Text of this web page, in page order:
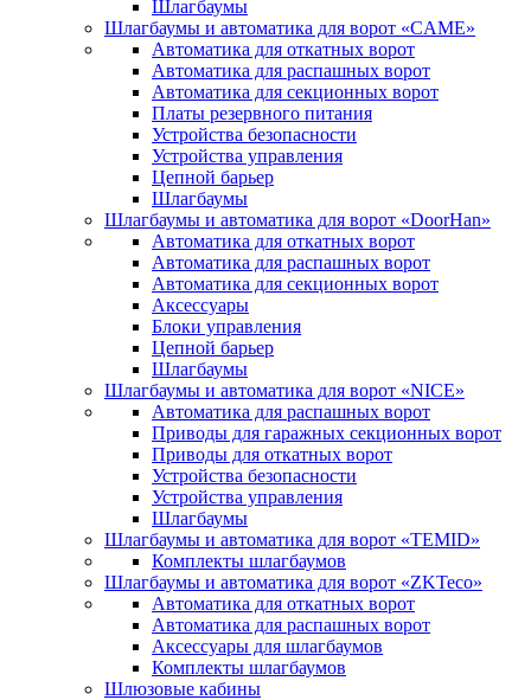
Шлагбаумы
Шлагбаумы и автоматика для ворот «CAME»
Автоматика для откатных ворот
Автоматика для распашных ворот
Автоматика для секционных ворот
Платы резервного питания
Устройства безопасности
Устройства управления
Цепной барьер
Шлагбаумы
Шлагбаумы и автоматика для ворот «DoorHan»
Автоматика для откатных ворот
Автоматика для распашных ворот
Автоматика для секционных ворот
Аксессуары
Блоки управления
Цепной барьер
Шлагбаумы
Шлагбаумы и автоматика для ворот «NICE»
Автоматика для распашных ворот
Приводы для гаражных секционных ворот
Приводы для откатных ворот
Устройства безопасности
Устройства управления
Шлагбаумы
Шлагбаумы и автоматика для ворот «TEMID»
Комплекты шлагбаумов
Шлагбаумы и автоматика для ворот «ZKTeco»
Автоматика для откатных ворот
Автоматика для распашных ворот
Аксессуары для шлагбаумов
Комплекты шлагбаумов
Шлюзовые кабины